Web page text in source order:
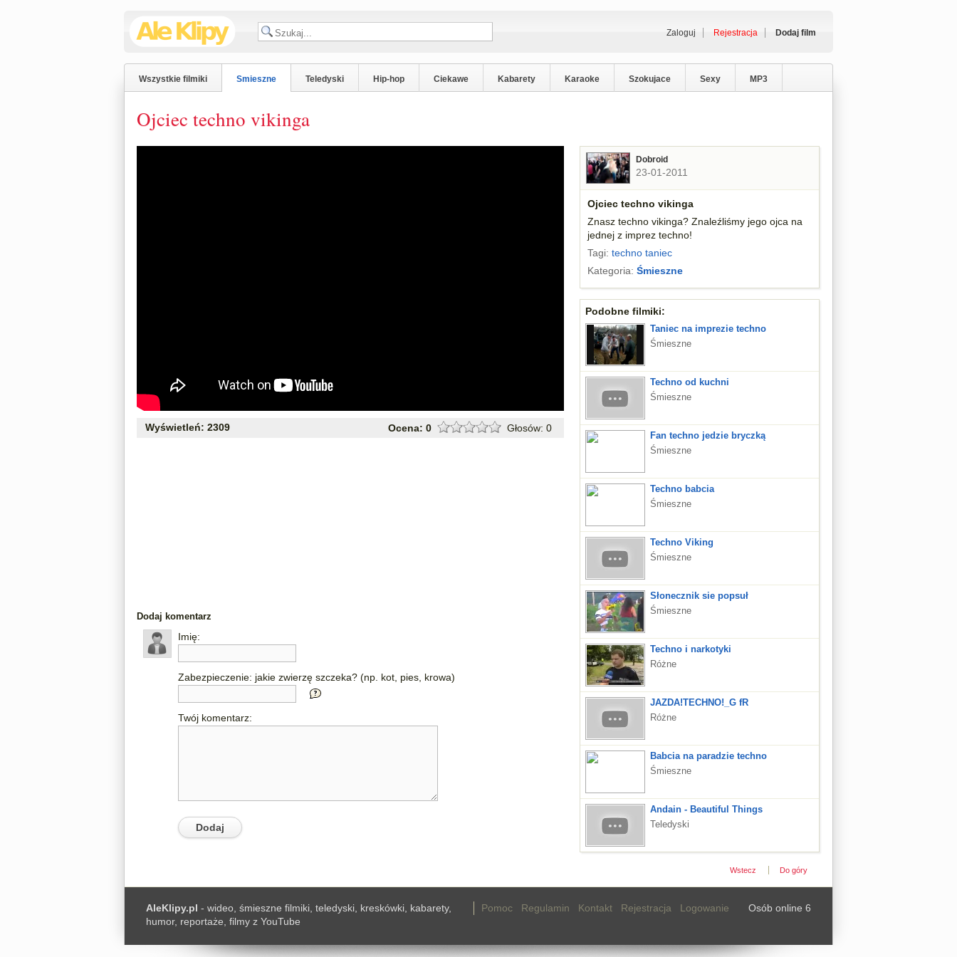
Zaloguj Rejestracja Dodaj film
Wszystkie filmiki Smieszne Teledyski Hip-hop Ciekawe Kabarety Karaoke Szokujace Sexy MP3
Ojciec techno vikinga
Wyświetleń: 2309 Ocena: 0 Głosów: 0
Dodaj komentarz
Imię:
Zabezpieczenie: jakie zwierzę szczeka? (np. kot, pies, krowa)
Twój komentarz:
Dobroid
23-01-2011
Ojciec techno vikinga
Znasz techno vikinga? Znaleźliśmy jego ojca na
jednej z imprez techno!
Tagi: techno taniec
Kategoria: Śmieszne
Podobne filmiki:
Taniec na imprezie techno
Śmieszne
Techno od kuchni
Śmieszne
Fan techno jedzie bryczką
Śmieszne
Techno babcia
Śmieszne
Techno Viking
Śmieszne
Słonecznik sie popsuł
Śmieszne
Techno i narkotyki
Różne
JAZDA!TECHNO!_G fR
Różne
Babcia na paradzie techno
Śmieszne
Andain - Beautiful Things
Teledyski
Wstecz Do góry
AleKlipy.pl - wideo, śmieszne filmiki, teledyski, kreskówki, kabarety,
humor, reportaże, filmy z YouTube
Pomoc Regulamin Kontakt Rejestracja Logowanie Osób online 6